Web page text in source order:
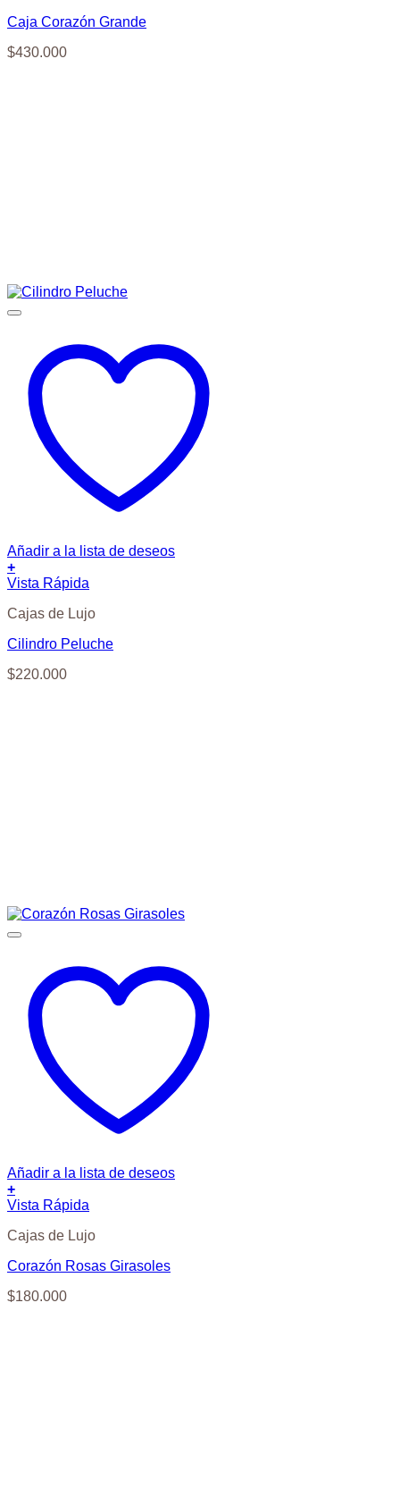
Caja Corazón Grande
$430.000
Añadir a la lista de deseos
+
Vista Rápida
Cajas de Lujo
Cilindro Peluche
$220.000
Añadir a la lista de deseos
+
Vista Rápida
Cajas de Lujo
Corazón Rosas Girasoles
$180.000